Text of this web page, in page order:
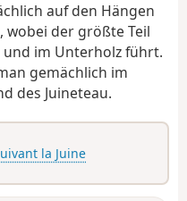
a
i
auf den Hängen
wobei der größte Teil
und im Unterholz führt.
gemächlich im
des Juineteau.
la Juine